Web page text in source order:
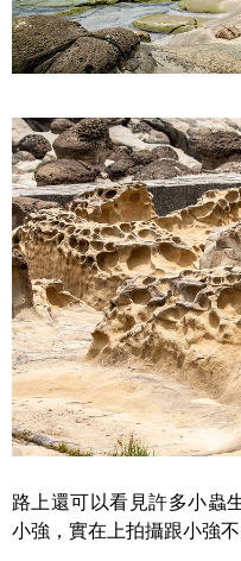
路上還可以看見許多小蟲
小強，實在上拍攝跟小強